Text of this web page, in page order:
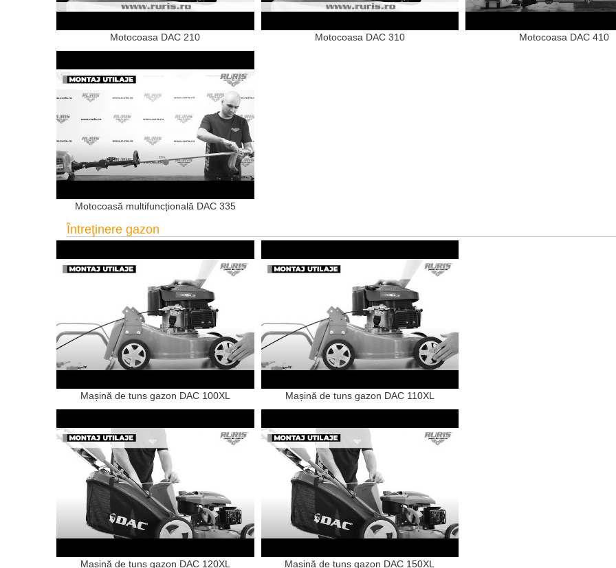
Motocoasa DAC 210 Motocoasa DAC 310 Motocoasa DAC 410
Motocoasă multifuncțională DAC 335
Întreţinere gazon
Mașină de tuns gazon DAC 100XL Mașină de tuns gazon DAC 110XL
Mașină de tuns gazon DAC 120XL Mașină de tuns gazon DAC 150XL